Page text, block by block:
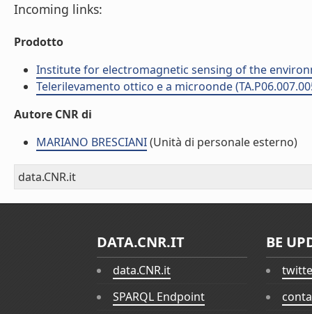
Incoming links:
Prodotto
Institute for electromagnetic sensing of the
Telerilevamento ottico e a microonde
Autore CNR di
MARIANO BRESCIANI(Unità di personale esterno)
data.CNR.it
DATA.CNR.IT
data.CNR.it
SPARQL Endpoint
BE